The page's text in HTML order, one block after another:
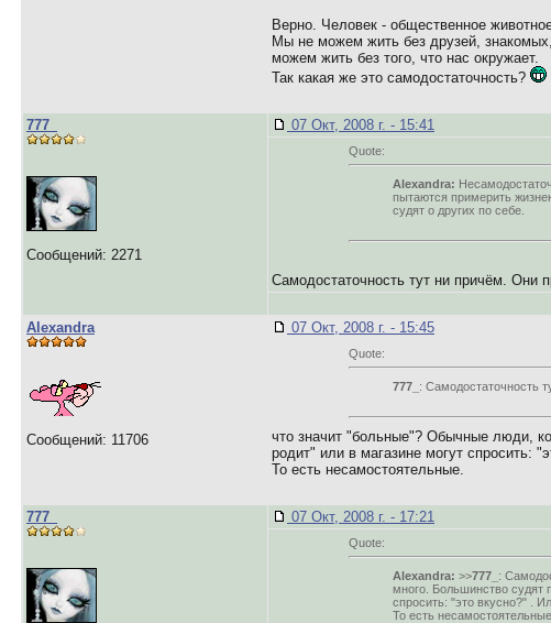
Верно. Человек - общественное
Мы не можем жить без друзей,
можем жить без того, что нас окружает.
Так какая же это самодостаточность?
777_
Сообщений: 2271
07 Окт, 2008 г. - 15:41
Quote:
Alexandra:
пытаются примерить
судят о других по себе.
Самодостаточность тут ни причём. Они
Alexandra
Сообщений: 11706
07 Окт, 2008 г. - 15:45
Quote:
777_ : Самодостаточность
что значит "больные"? Обычные люди,
родит" или в магазине могут спросить:
То есть несамостоятельные.
777_ 07 Окт, 2008 г. - 17:21
Quote:
Alexandra: >>777_ :
много. Большинство судят
спросить: "это вкусно?" .
То есть несамостоятельные.